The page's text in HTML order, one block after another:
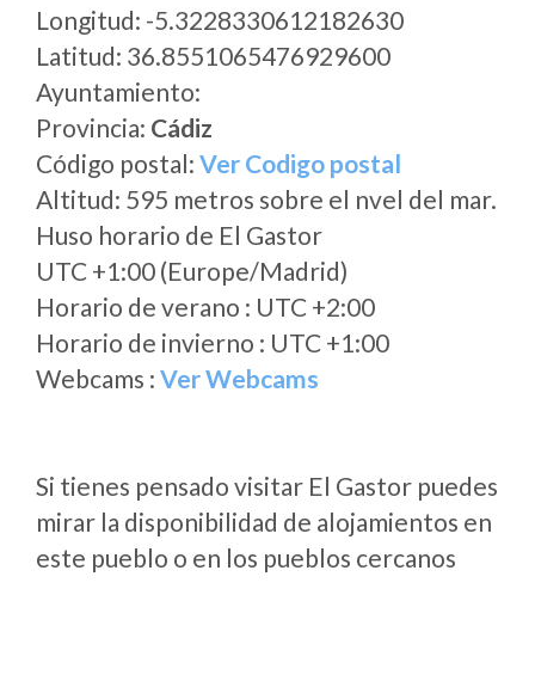
Longitud: -5.3228330612182630
Latitud: 36.8551065476929600
Ayuntamiento:
Provincia: Cádiz
Código postal: Ver Codigo postal
Altitud: 595 metros sobre el nvel del mar.
Huso horario de El Gastor
UTC +1:00 (Europe/Madrid)
Horario de verano : UTC +2:00
Horario de invierno : UTC +1:00
Webcams : Ver Webcams
Si tienes pensado visitar El Gastor puedes
mirar la disponibilidad de alojamientos en
este pueblo o en los pueblos cercanos